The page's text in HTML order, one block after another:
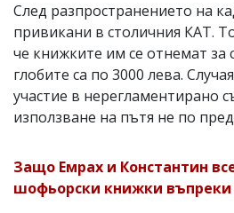
След разпространението на
привикани в столичния КАТ.
че книжките им се отнемат за
глобите са по 3000 лева.
участие в нерегламентирано
използване на пътя не по
Защо Емрах и Константин
шофьорски книжки